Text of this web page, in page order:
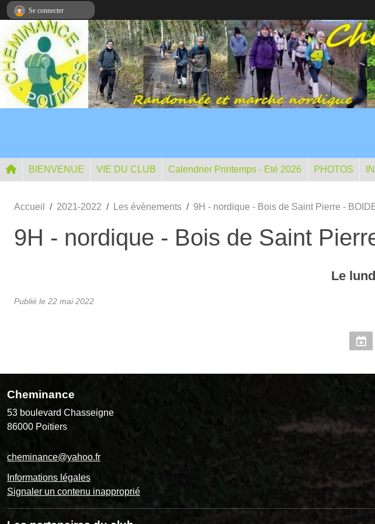
BIENVENUE VIE DU CLUB Calendrier Printemps - Eté 2026 PHOTOS
Accueil 2021-2022 Les évènements 9H - nordique - Bois de Saint Pierre -
9H - nordique - Bois de Saint
Le
Publié le 22 mai 2022
Cheminance
53 boulevard Chasseigne
86000 Poitiers
cheminance@yahoo.fr
Informations légales
Signaler un contenu inapproprié
Se connecter
Panneau de gestion des cookies